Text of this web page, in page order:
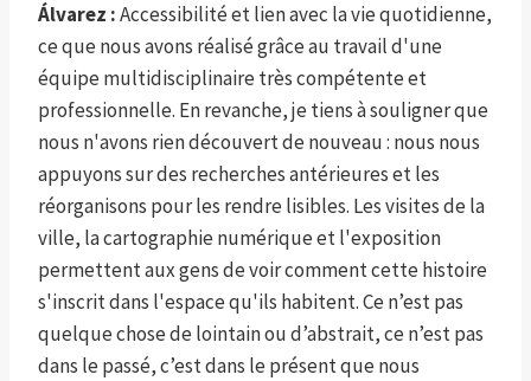
Álvarez :Accessibilité et lien avec la vie quotidienne,
ce que nous avons réalisé grâce au travail d'une
équipe multidisciplinaire très compétente et
professionnelle. En revanche, je tiens à souligner que
nous n'avons rien découvert de nouveau : nous nous
appuyons sur des recherches antérieures et les
réorganisons pour les rendre lisibles. Les visites de la
ville, la cartographie numérique et l'exposition
permettent aux gens de voir comment cette histoire
s'inscrit dans l'espace qu'ils habitent. Ce n’est pas
quelque chose de lointain ou d’abstrait, ce n’est pas
dans le passé, c’est dans le présent que nous